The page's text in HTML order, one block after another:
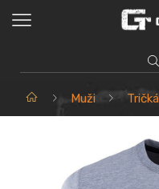
SEARCH
INPUT
Domov Muži Tričká